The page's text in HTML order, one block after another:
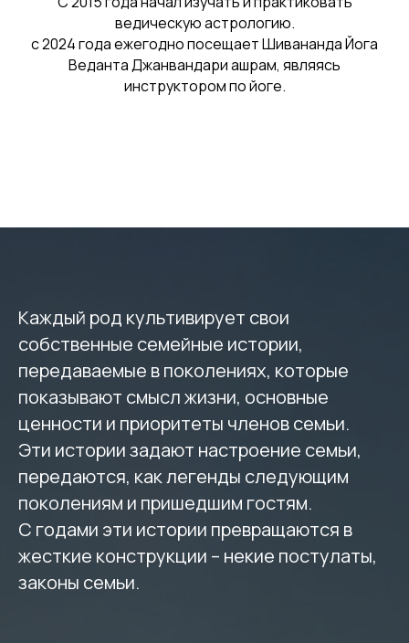
ведическую астрологию.
с 2024 года ежегодно посещает Шивананда Йога
Веданта Джанвандари ашрам, являясь
инструктором по йоге.
Каждый род культивирует свои
собственные семейные истории,
передаваемые в поколениях, которые
показывают смысл жизни, основные
ценности и приоритеты членов семьи.
Эти истории задают настроение семьи,
передаются, как легенды следующим
поколениям и пришедшим гостям.
С годами эти истории превращаются в
жесткие конструкции – некие постулаты,
законы семьи.